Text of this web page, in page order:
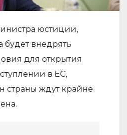
юстиции,
внедрять
для открытия
в ЕС,
страны ждут крайне